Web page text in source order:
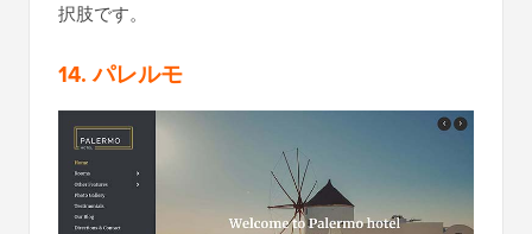
択肢です。
14. パレルモ